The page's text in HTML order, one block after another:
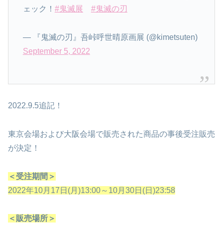
ェック！ #鬼滅展 #鬼滅の刃
— 『鬼滅の刃』吾峠呼世晴原画展 (@kimetsuten)
September 5, 2022
2022.9.5追記！
東京会場および大阪会場で販売された商品の事後受注販売
が決定！
＜受注期間＞
2022年10月17日(月)13:00～10月30日(日)23:58
＜販売場所＞